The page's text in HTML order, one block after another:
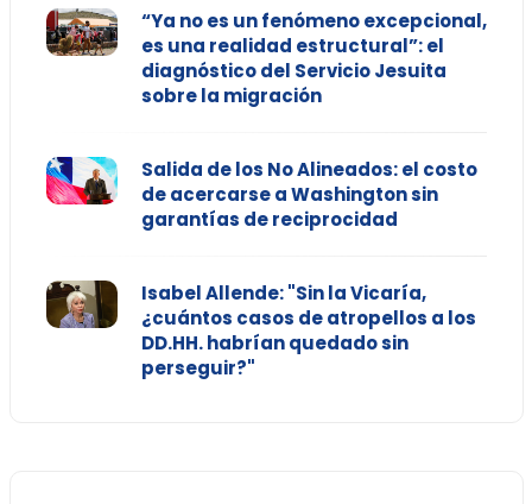
“Ya no es un fenómeno excepcional,
es una realidad estructural”: el
diagnóstico del Servicio Jesuita
sobre la migración
Salida de los No Alineados: el costo
de acercarse a Washington sin
garantías de reciprocidad
Isabel Allende: "Sin la Vicaría,
¿cuántos casos de atropellos a los
DD.HH. habrían quedado sin
perseguir?"